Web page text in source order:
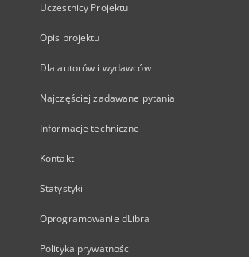
Uczestnicy Projektu
Opis projektu
Dla autorów i wydawców
Najczęściej zadawane pytania
Informacje techniczne
Kontakt
Statystyki
Oprogramowanie dLibra
Polityka prywatności